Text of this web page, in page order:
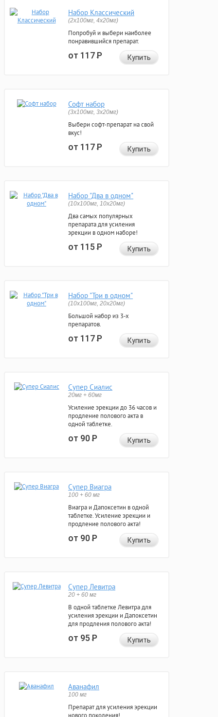
Набор Классический
(2x100мг, 4x20мг)
Попробуй и выбери наиболее
понравившийся препарат.
от 117Р Купить
Софт набор
(3x100мг, 3x20мг)
Выбери софт-препарат на свой
вкус!
от 117Р Купить
Набор "Два в одном"
(10x100мг, 10x20мг)
Два самых популярных
препарата для усиления
эрекции в одном наборе!
от 115Р Купить
Набор "Три в одном"
(10x100мг, 20x20мг)
Большой набор из 3-х
препаратов.
от 117Р Купить
Супер Сиалис
20мг + 60мг
Усиление эрекции до 36 часов и
продление полового акта в
одной таблетке.
от 90Р Купить
Супер Виагра
100 + 60 мг
Виагра и Дапоксетин в одной
таблетке. Усиление эрекции и
продление полового акта!
от 90Р Купить
Супер Левитра
20 + 60 мг
В одной таблетке Левитра для
усиления эрекции и Дапоксетин
для продления полового акта!
от 95Р Купить
Аванафил
100 мг
Препарат для усиления эрекции